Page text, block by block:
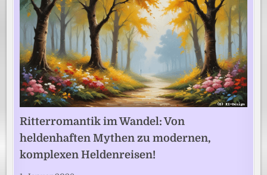
Ritterromantik im Wandel: Von
heldenhaften Mythen zu modernen,
komplexen Heldenreisen!